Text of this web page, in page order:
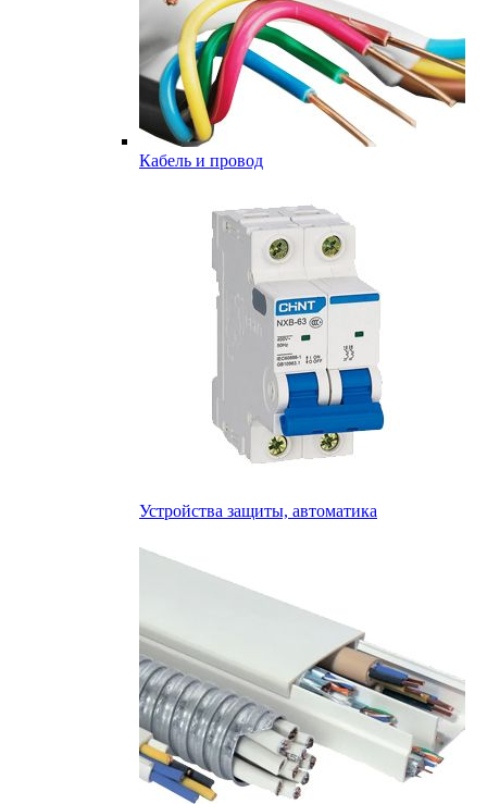
Кабель и провод
Устройства защиты, автоматика